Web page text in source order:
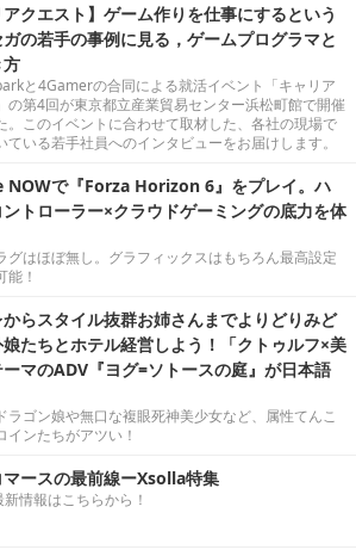
アクエスト】ゲーム作りを仕事にするという
の若手の事例に見る，ゲームプログラマと
方
と4Gamerの合同による就活イベント「キャリア
の第4回が東京都立産業貿易センター浜松町館で開催
。このイベントに合わせて取材した、各社の現場で
ている若手社員へのインタビューをお届けします。
NOWで『Forza Horizon 6』をプレイ。ハ
トローラー×クラウドゲーミングの底力を体
グはほぼ無し。グラフィックスはもちろん最高設定
能！
らスタイル抜群お姉さんまでよりどりみど
娘たちとホテル経営しよう！「クトゥルフ×美
マのADV『ヨグ=ソトースの庭』が日本語
ラゴン娘や無口な複眼死神美少女など、属性てんこ
インたちがアツい！
ースの最前線ーXsolla特集
情報はこちらから！